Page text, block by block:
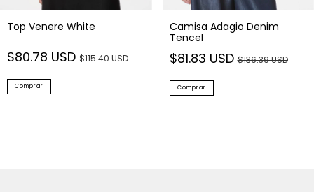
Top Venere White
$80.78 USD $115.40 USD
Comprar
Camisa Adagio Denim
Tencel
$81.83 USD$136.39 USD
Comprar